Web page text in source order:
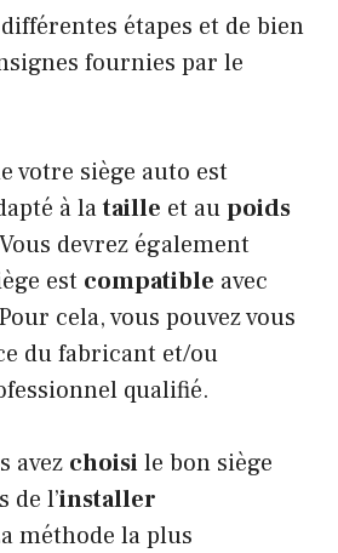
étapes et de bien
fournies par le
votre siège auto est
à lataille et aupoids
devrez également
est compatible avec
cela, vous pouvez vous
du fabricant et/ou
qualifié.
avez choisile bon siège
de l’installer
méthode la plus